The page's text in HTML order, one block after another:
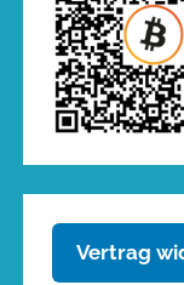
Vertrag